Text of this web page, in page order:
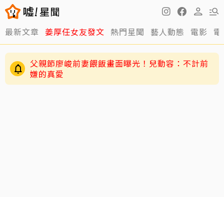
最新文章 姜厚任女友發文 熱門星聞 藝人動態 電影
父親節廖峻前妻餵飯畫面曝光！兒動容：不計前
嫌的真愛